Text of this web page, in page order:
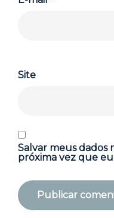
Site
Salvar meus dados
próxima vez que